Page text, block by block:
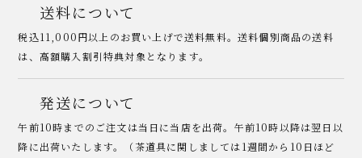
送料について
税込11,000円以上のお買い上げで送料無料。送料個別商品の送料
は、高額購入割引特典対象となります。
発送について
午前10時までのご注文は当日に当店を出荷。午前10時以降は翌日以
降に出荷いたします。（茶道具に関しましては1週間から10日ほど